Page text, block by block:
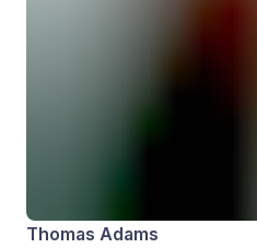
Thomas Adams